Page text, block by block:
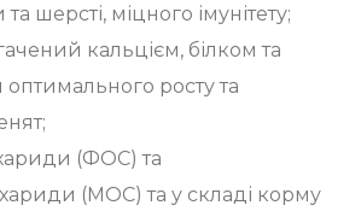
шерсті, міцного імунітету;
кальцієм, білком та
оптимального росту та
(ФОС) та
(МОС) та у складі корму